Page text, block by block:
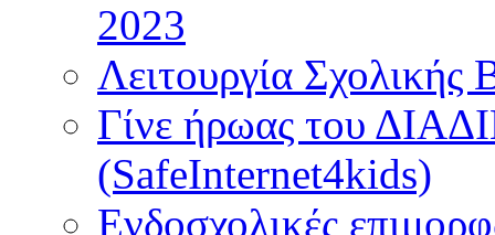
2023
Λειτουργία Σχολικής
Γίνε ήρωας του
(SafeInternet4kids)
Ενδοσχολικές